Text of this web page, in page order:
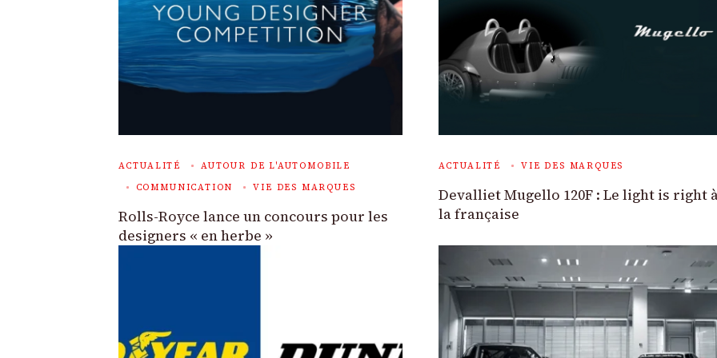
ACTUALITÉ
AUTOUR DE L'AUTOMOBILE
COMMUNICATION
VIE DES MARQUES
Rolls-Royce lance un concours pour les
designers « en herbe »
ACTUALITÉ VIE DES MARQUES
Devalliet Mugello 120F : Le light is right
la française